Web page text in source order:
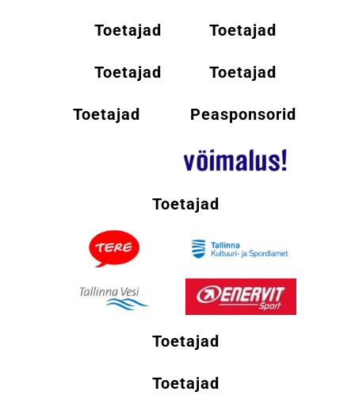
Toetajad Toetajad
Toetajad Toetajad
Toetajad Peasponsorid
Toetajad
Toetajad
Toetajad